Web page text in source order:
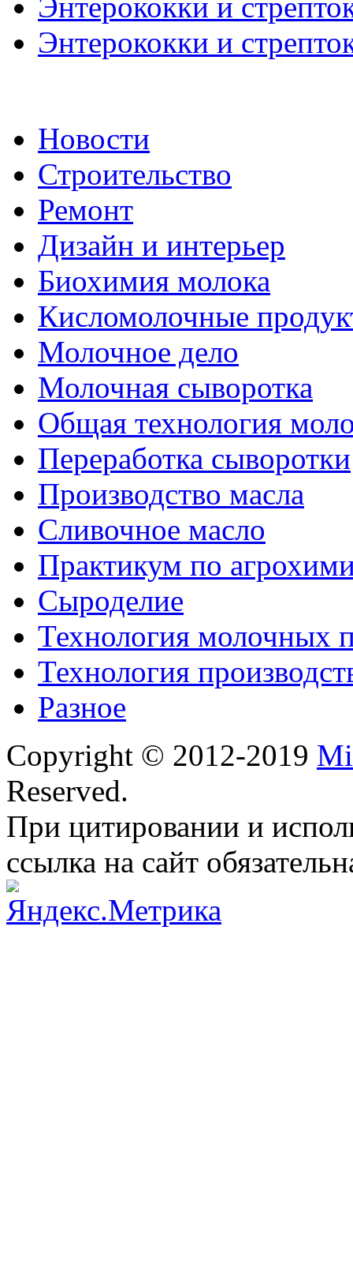
Энтерококки и
Новости
Строительство
Ремонт
Дизайн и интерьер
Биохимия молока
Кисломолочные
Молочное дело
Молочная сыворотка
Общая технология
Переработка сыворотки
Производство масла
Сливочное масло
Практикум по
Сыроделие
Технология молочных
Технология
Разное
Copyright © 2012-2019
Reserved.
При цитировании и
ссылка на сайт